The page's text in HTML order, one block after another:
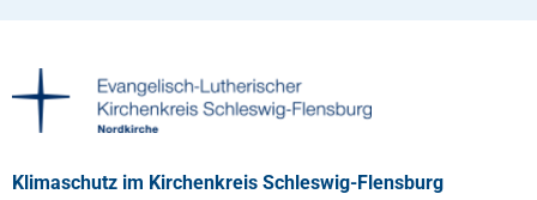
Klimaschutz im Kirchenkreis Schleswig-Flensburg